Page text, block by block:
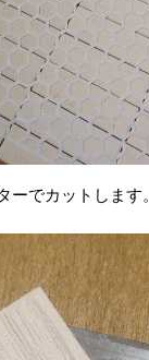
でカットします。